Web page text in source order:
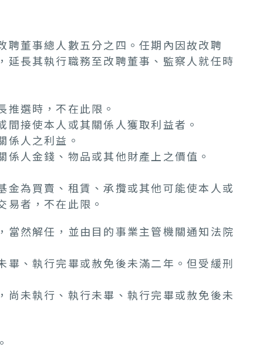
董事總人數五分之四。任期內因故改聘
長其執行職務至改聘董事、監察人就任時
選時，不在此限。
接使本人或其關係人獲取利益者。
係人之利益。
人金錢、物品或其他財產上之價值。
為買賣、租賃、承攬或其他可能使本人或
者，不在此限。
然解任，並由目的事業主管機關通知法院
、執行完畢或赦免後未滿二年。但受緩刑
未執行、執行未畢、執行完畢或赦免後未